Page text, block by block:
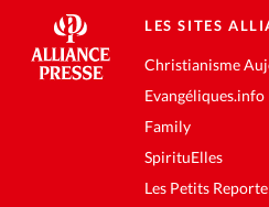
LES SITES
Christianisme
Evangéliques.info
Family
SpirituElles
Les Petits